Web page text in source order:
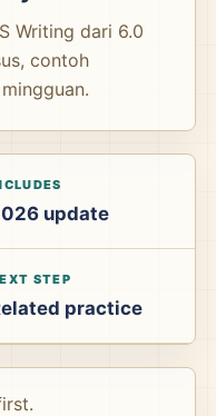
Writing dari 6.0
contoh
update
STEP
practice